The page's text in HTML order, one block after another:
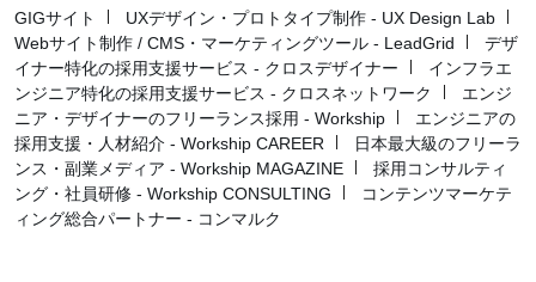
GIGサイト
UXデザイン・プロトタイプ制作 - UX Design Lab
Webサイト制作 / CMS・マーケティングツール - LeadGrid
デザ
イナー特化の採用支援サービス - クロスデザイナー
インフラエ
ンジニア特化の採用支援サービス - クロスネットワーク
エンジ
ニア・デザイナーのフリーランス採用 - Workship
エンジニアの
採用支援・人材紹介 - Workship CAREER
日本最大級のフリーラ
ンス・副業メディア - Workship MAGAZINE
採用コンサルティ
ング・社員研修 - Workship CONSULTING
コンテンツマーケテ
ィング総合パートナー - コンマルク